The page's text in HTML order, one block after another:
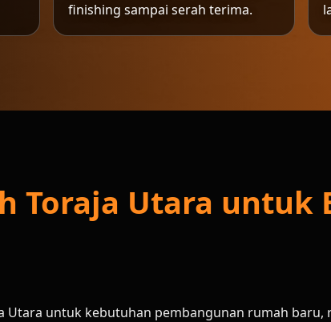
finishing sampai serah terima.
Toraja Utara untuk
Utara untuk kebutuhan pembangunan rumah